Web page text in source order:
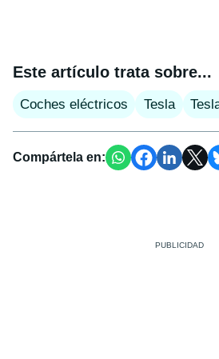
Este artículo trata sobre...
Coches eléctricos Tesla
Compártela en: